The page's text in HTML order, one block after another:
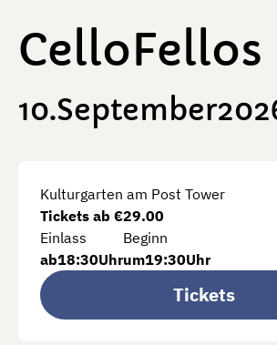
CelloFellos
10 September
Kulturgarten am Post Tower
Tickets ab €29.00
Einlass
ab18:30Uhr
Beginn
um19:30Uhr
Tickets